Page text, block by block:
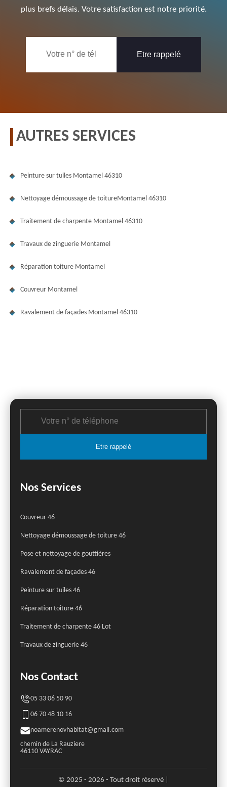
plus brefs délais. Votre satisfaction est notre priorité.
AUTRES SERVICES
Peinture sur tuiles Montamel 46310
Nettoyage démoussage de toitureMontamel 46310
Traitement de charpente Montamel 46310
Travaux de zinguerie Montamel
Réparation toiture Montamel
Couvreur Montamel
Ravalement de façades Montamel 46310
Nos Services
Couvreur 46
Nettoyage démoussage de toiture 46
Pose et nettoyage de gouttières
Ravalement de façades 46
Peinture sur tuiles 46
Réparation toiture 46
Traitement de charpente 46 Lot
Travaux de zinguerie 46
Nos Contact
05 33 06 50 90
06 70 48 10 16
noamerenovhabitat@gmail.com
chemin de La Rauziere
46110 VAYRAC
© 2025 - 2026 - Tout droit réservé |